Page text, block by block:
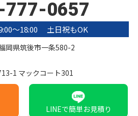
777-0657
〜18:00 土日祝もOK
岡県筑後市一条580-2
1 マックコート301
LINEで簡単お見積り